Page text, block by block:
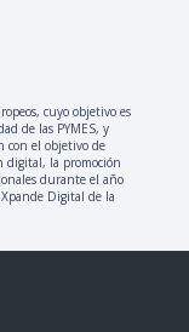
cuyo objetivo es
de las PYMES, y
con el objetivo de
digital, la promoción
durante el año
Digital de la